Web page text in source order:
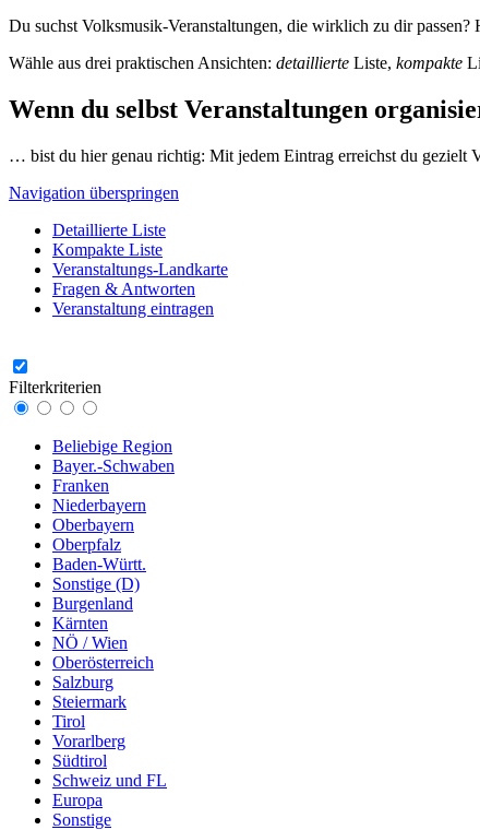
Du suchst Volksmusik-Veranstaltungen, die wirklich zu dir passen?
Wähle aus drei praktischen Ansichten: detaillierte Liste, kompakte
Wenn du selbst Veranstaltungen
… bist du hier genau richtig: Mit jedem Eintrag erreichst du gezielt
Navigation überspringen
Detaillierte Liste
Kompakte Liste
Veranstaltungs-Landkarte
Fragen & Antworten
Veranstaltung eintragen
Filterkriterien
Beliebige Region
Bayer.-Schwaben
Franken
Niederbayern
Oberbayern
Oberpfalz
Baden-Württ.
Sonstige (D)
Burgenland
Kärnten
NÖ / Wien
Oberösterreich
Salzburg
Steiermark
Tirol
Vorarlberg
Südtirol
Schweiz und FL
Europa
Sonstige